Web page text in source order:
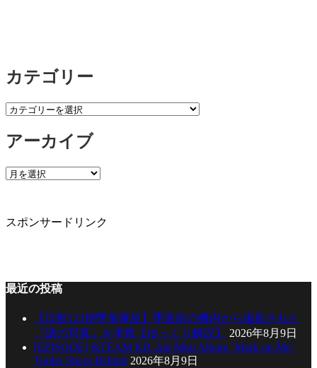
カテゴリー
カ
ゴ
ー
アーカイブ
ア
イ
スポンサードリンク
最近の投稿
【日航123便墜落事故】墜落前の機内から撮影された
『謎の写真』を考察【ゆっくり解説】
2026年8月9日
[EPISODE] &TEAM KR 2nd Mini Album ‘Mark on Me’
Trailer Shoot Behind 2026年8月9日